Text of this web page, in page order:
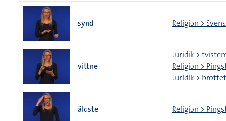
synd Religion >
vittne
Juridik >
Religion >
Juridik > brottet
äldste Religion >